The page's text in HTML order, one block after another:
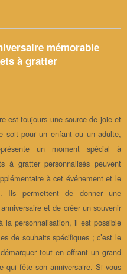
mémorable
à gratter
est toujours une source de joie et
soit pour un enfant ou un adulte,
un moment spécial à
à gratter personnalisés peuvent
à cet événement et le
Ils permettent de donner une
et de créer un souvenir
la personnalisation, il est possible
de souhaits spécifiques ; c’est le
tout en offrant un grand
qui fête son anniversaire. Si vous